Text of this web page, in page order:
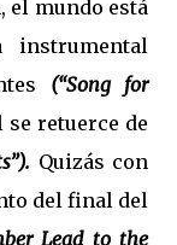
el mundo está
instrumental
(“Song for
se retuerce de
Quizás con
del final del
Lead to the